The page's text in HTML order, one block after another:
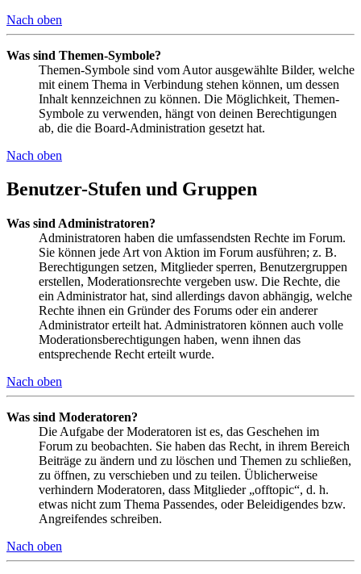
Nach oben
Was sind Themen-Symbole?
Themen-Symbole sind vom Autor ausgewählte Bilder, welche
mit einem Thema in Verbindung stehen können, um dessen
Inhalt kennzeichnen zu können. Die Möglichkeit, Themen-
Symbole zu verwenden, hängt von deinen Berechtigungen
ab, die die Board-Administration gesetzt hat.
Nach oben
Benutzer-Stufen und Gruppen
Was sind Administratoren?
Administratoren haben die umfassendsten Rechte im Forum.
Sie können jede Art von Aktion im Forum ausführen; z. B.
Berechtigungen setzen, Mitglieder sperren, Benutzergruppen
erstellen, Moderationsrechte vergeben usw. Die Rechte, die
ein Administrator hat, sind allerdings davon abhängig, welche
Rechte ihnen ein Gründer des Forums oder ein anderer
Administrator erteilt hat. Administratoren können auch volle
Moderationsberechtigungen haben, wenn ihnen das
entsprechende Recht erteilt wurde.
Nach oben
Was sind Moderatoren?
Die Aufgabe der Moderatoren ist es, das Geschehen im
Forum zu beobachten. Sie haben das Recht, in ihrem Bereich
Beiträge zu ändern und zu löschen und Themen zu schließen,
zu öffnen, zu verschieben und zu teilen. Üblicherweise
verhindern Moderatoren, dass Mitglieder „offtopic“, d. h.
etwas nicht zum Thema Passendes, oder Beleidigendes bzw.
Angreifendes schreiben.
Nach oben